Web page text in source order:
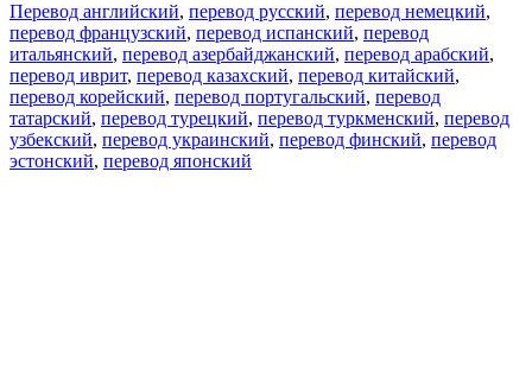
Перевод английский, перевод русский, перевод немецкий,
перевод французский, перевод испанский, перевод
итальянский, перевод азербайджанский, перевод арабский,
перевод иврит, перевод казахский, перевод китайский,
перевод корейский, перевод португальский, перевод
татарский, перевод турецкий, перевод туркменский, перевод
узбекский, перевод украинский, перевод финский, перевод
эстонский, перевод японский